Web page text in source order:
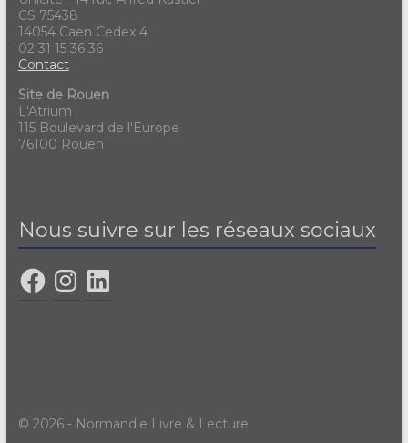
CS 75438
14054 Caen Cedex 4
02 31 15 36 36
Contact
Site de Rouen
L'Atrium
115 Boulevard de l'Europe
76100 Rouen
Nous suivre sur les réseaux sociaux
© 2026 - Normandie Livre & Lecture